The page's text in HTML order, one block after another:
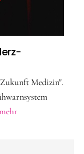
Medizin".